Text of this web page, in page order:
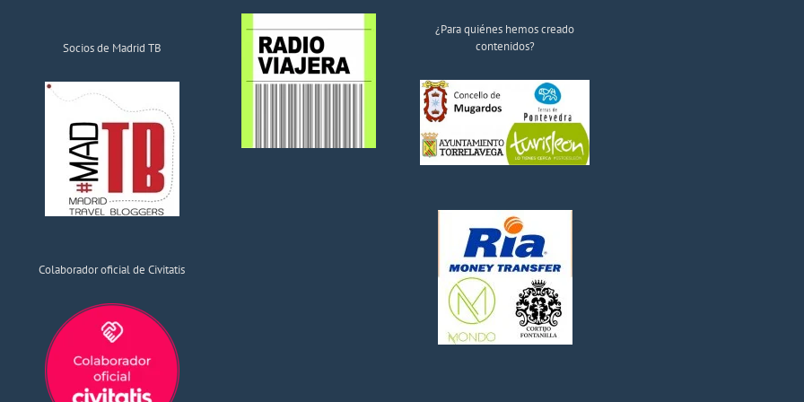
Socios de Madrid TB
Colaborador oficial de Civitatis
¿Para quiénes hemos creado
contenidos?